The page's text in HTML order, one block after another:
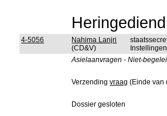
4-5056
Nahima Lanjri
(CD&V)
Instellingen
Asielaanvragen - Niet-
Verzendingvraag (Einde van
Dossier gesloten